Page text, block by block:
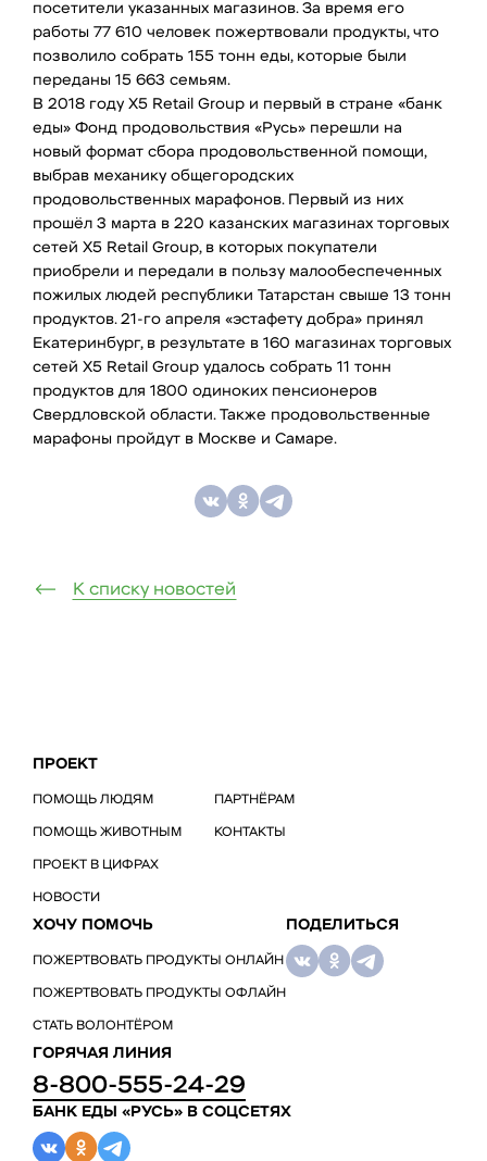
посетители указанных магазинов. За время его
работы 77 610 человек пожертвовали продукты, что
позволило собрать 155 тонн еды, которые были
переданы 15 663 семьям.
В 2018 году X5 Retail Group и первый в стране «банк
еды» Фонд продовольствия «Русь» перешли на
новый формат сбора продовольственной помощи,
выбрав механику общегородских
продовольственных марафонов. Первый из них
прошёл 3 марта в 220 казанских магазинах торговых
сетей Х5 Retail Group, в которых покупатели
приобрели и передали в пользу малообеспеченных
пожилых людей республики Татарстан свыше 13 тонн
продуктов. 21-го апреля «эстафету добра» принял
Екатеринбург, в результате в 160 магазинах торговых
сетей Х5 Retail Group удалось собрать 11 тонн
продуктов для 1800 одиноких пенсионеров
Свердловской области. Также продовольственные
марафоны пройдут в Москве и Самаре.
К списку новостей
ПРОЕКТ
ПОМОЩЬ ЛЮДЯМ
ПОМОЩЬ ЖИВОТНЫМ
ПРОЕКТ В ЦИФРАХ
НОВОСТИ
ПАРТНЁРАМ
КОНТАКТЫ
ХОЧУ ПОМОЧЬ
ПОЖЕРТВОВАТЬ ПРОДУКТЫ ОНЛАЙН
ПОЖЕРТВОВАТЬ ПРОДУКТЫ ОФЛАЙН
СТАТЬ ВОЛОНТЁРОМ
ПОДЕЛИТЬСЯ
ГОРЯЧАЯ ЛИНИЯ
8-800-555-24-29
БАНК ЕДЫ «РУСЬ» В СОЦСЕТЯХ